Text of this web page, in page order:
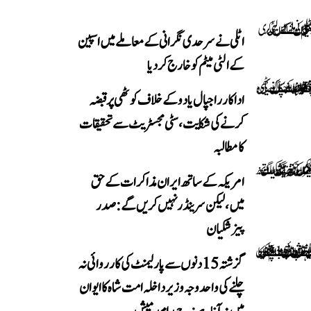
اٹلی نے سرحدی نگرانی کے معاملے میں اسپین
کے الٹی میٹم کو خارج کر دیا
اداکار راجپال یادو کے خلاف کوٹھی پر قبضہ
کرنے کی شکایت، سٹی مجسٹریٹ سے تحقیقات
کا مطالبہ
امریکہ کے ساتھ ایران مذاکرات کے حق
میں، لیکن سرینڈر نہیں کریں گے: صدر
پیزشکیان
گزشتہ 15 دنوں سے پارلیمنٹ کی کارروائی نہ
چلنے کی واحد وجہ وزیر داخلہ امت شاہ کا ایوان